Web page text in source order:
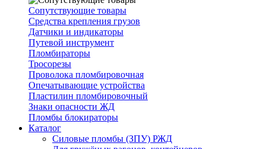
Сопутствующие товары
Средства крепления грузов
Датчики и индикаторы
Путевой инструмент
Пломбираторы
Тросорезы
Проволока пломбировочная
Опечатывающие устройства
Пластилин пломбировочный
Знаки опасности ЖД
Пломбы блокираторы
Каталог
Силовые пломбы (ЗПУ) РЖД